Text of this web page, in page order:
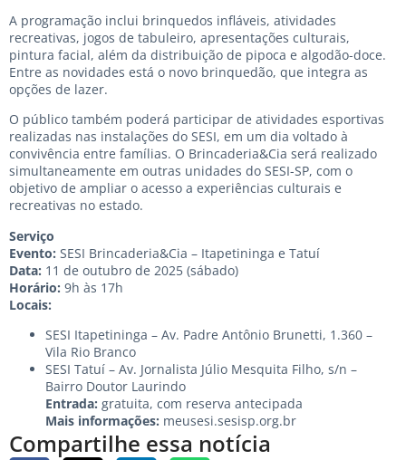
A programação inclui brinquedos infláveis, atividades
recreativas, jogos de tabuleiro, apresentações culturais,
pintura facial, além da distribuição de pipoca e algodão-doce.
Entre as novidades está o novo brinquedão, que integra as
opções de lazer.
O público também poderá participar de atividades esportivas
realizadas nas instalações do SESI, em um dia voltado à
convivência entre famílias. O Brincaderia&Cia será realizado
simultaneamente em outras unidades do SESI-SP, com o
objetivo de ampliar o acesso a experiências culturais e
recreativas no estado.
Serviço
Evento: SESI Brincaderia&Cia – Itapetininga e Tatuí
Data: 11 de outubro de 2025 (sábado)
Horário: 9h às 17h
Locais:
SESI Itapetininga – Av. Padre Antônio Brunetti, 1.360 –
Vila Rio Branco
SESI Tatuí – Av. Jornalista Júlio Mesquita Filho, s/n –
Bairro Doutor Laurindo
Entrada: gratuita, com reserva antecipada
Mais informações: meusesi.sesisp.org.br
Compartilhe essa notícia